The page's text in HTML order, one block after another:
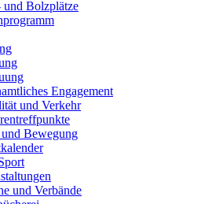
und Bolzplätze
Engagement
und Verkehr
Bewegung
und Verbände